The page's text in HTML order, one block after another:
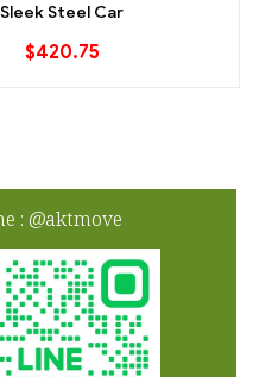
Sleek Steel Car
$420.75
: @aktmove